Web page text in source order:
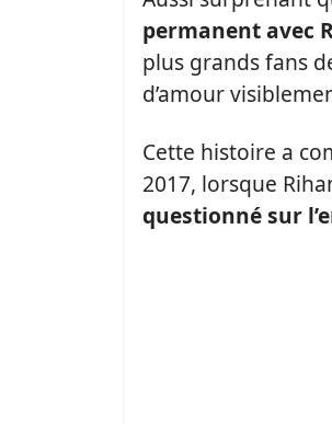
permanent avec
plus grands fans
d’amour
Cette histoire a
2017, lorsque
questionné sur